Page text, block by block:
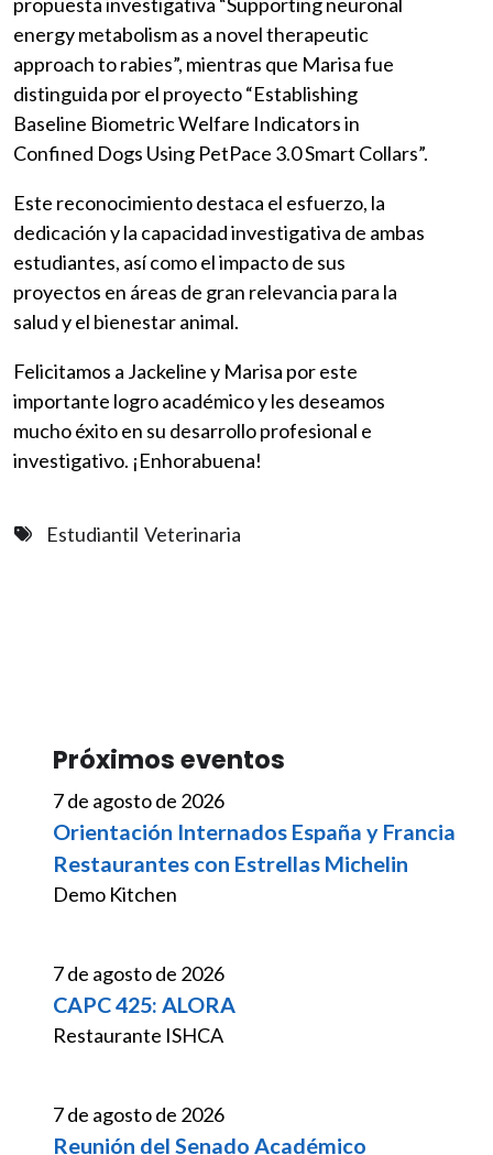
energy metabolism as a novel therapeutic
approach to rabies”, mientras que Marisa fue
distinguida por el proyecto “Establishing
Baseline Biometric Welfare Indicators in
Confined Dogs Using PetPace 3.0 Smart Collars”.
Este reconocimiento destaca el esfuerzo, la
dedicación y la capacidad investigativa de ambas
estudiantes, así como el impacto de sus
proyectos en áreas de gran relevancia para la
salud y el bienestar animal.
Felicitamos a Jackeline y Marisa por este
importante logro académico y les deseamos
mucho éxito en su desarrollo profesional e
investigativo. ¡Enhorabuena!
Estudiantil Veterinaria
Próximos eventos
7 de agosto de 2026
Orientación Internados España y Francia
Restaurantes con Estrellas Michelin
Demo Kitchen
7 de agosto de 2026
CAPC 425: ALORA
Restaurante ISHCA
7 de agosto de 2026
Reunión del Senado Académico